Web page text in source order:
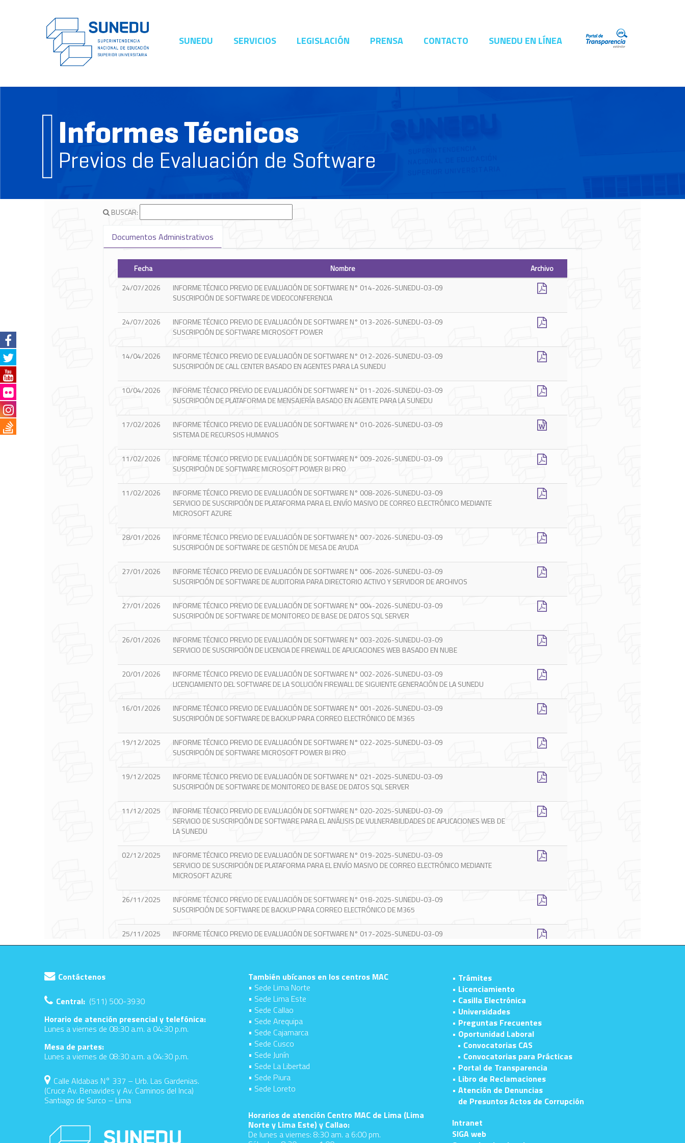
SUNEDU SERVICIOS LEGISLACIÓN PRENSA CONTACTO SUNEDU EN LÍNEA
Contáctenos
Central: (511) 500-3930
Horario de atención presencial y telefónica:
Lunes a viernes de 08:30 a.m. a 04:30 p.m.
Mesa de partes:
Lunes a viernes de 08:30 a.m. a 04:30 p.m.
Calle Aldabas N° 337 – Urb. Las Gardenias.
(Cruce Av. Benavides y Av. Caminos del Inca)
Santiago de Surco – Lima
También ubícanos en los centros MAC
• Sede Lima Norte
• Sede Lima Este
• Sede Callao
• Sede Arequipa
• Sede Cajamarca
• Sede Cusco
• Sede Junín
• Sede La Libertad
• Sede Piura
• Sede Loreto
Horarios de atención Centro MAC de Lima (Lima
Norte y Lima Este) y Callao:
De lunes a viernes: 8:30 am. a 6:00 pm.
• Trámites
• Licenciamiento
• Casilla Electrónica
• Universidades
• Preguntas Frecuentes
• Oportunidad Laboral
• Convocatorias CAS
• Convocatorias para Prácticas
• Portal de Transparencia
• Libro de Reclamaciones
• Atención de Denuncias
de Presuntos Actos de Corrupción
Intranet
SIGA web